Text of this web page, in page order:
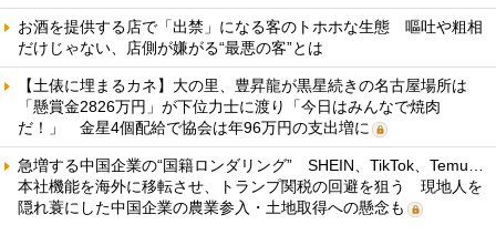
お酒を提供する店で「出禁」になる客のトホホな生態 嘔吐や粗相
だけじゃない、店側が嫌がる“最悪の客”とは
【土俵に埋まるカネ】大の里、豊昇龍が黒星続きの名古屋場所は
「懸賞金2826万円」が下位力士に渡り「今日はみんなで焼肉
だ！」 金星4個配給で協会は年96万円の支出増に
急増する中国企業の“国籍ロンダリング” SHEIN、TikTok、Temu…
本社機能を海外に移転させ、トランプ関税の回避を狙う 現地人を
隠れ蓑にした中国企業の農業参入・土地取得への懸念も